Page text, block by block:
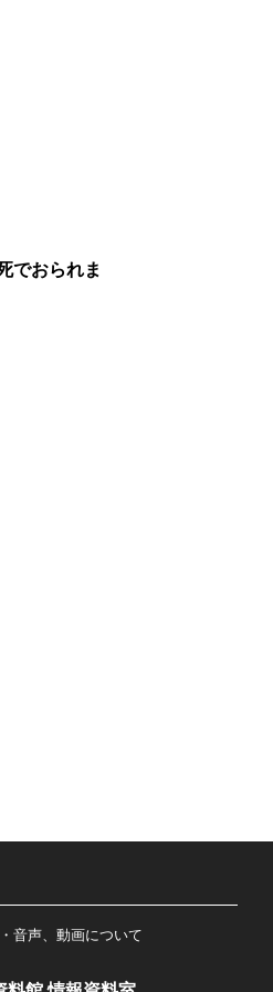
でおられま
音声、動画について